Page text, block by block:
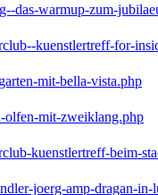
das-warmup-zum-
kuenstlertreff-for-
mit-bella-vista.php
olfen-mit-zweiklang.php
kuenstlertreff-beim-
joerg-amp-dragan-in-